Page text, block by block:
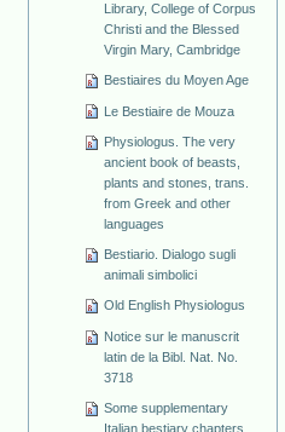
Library, College of Corpus
Christi and the Blessed
Virgin Mary, Cambridge
Bestiaires du Moyen Age
Le Bestiaire de Mouza
Physiologus. The very
ancient book of beasts,
plants and stones, trans.
from Greek and other
languages
Bestiario. Dialogo sugli
animali simbolici
Old English Physiologus
Notice sur le manuscrit
latin de la Bibl. Nat. No.
3718
Some supplementary
Italian bestiary chapters